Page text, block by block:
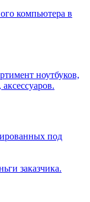
компьютера в
ноутбуков,
под
заказчика.